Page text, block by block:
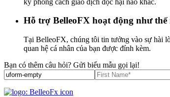
Hỗ trợ BelleoFX hoạt động như thế
Tại BelleoFX, chúng tôi tin tưởng vào sự hài
quan hệ cá nhân của bạn được đính kèm.
Bạn có thêm câu hỏi? Gửi biểu mẫu gọi lại!